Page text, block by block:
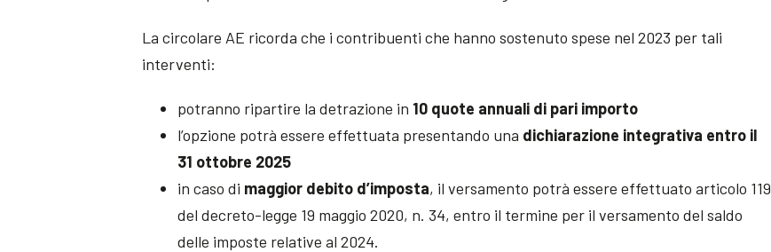
La circolare AE ricorda che i contribuenti che hanno sostenuto spese nel 2023 per tali
interventi:
potranno ripartire la detrazione in 10 quote annuali di pari importo
l’opzione potrà essere effettuata presentando una dichiarazione integrativa entro il
31 ottobre 2025
in caso di maggior debito d’imposta, il versamento potrà essere effettuato articolo 119
del decreto-legge 19 maggio 2020, n. 34, entro il termine per il versamento del saldo
delle imposte relative al 2024.